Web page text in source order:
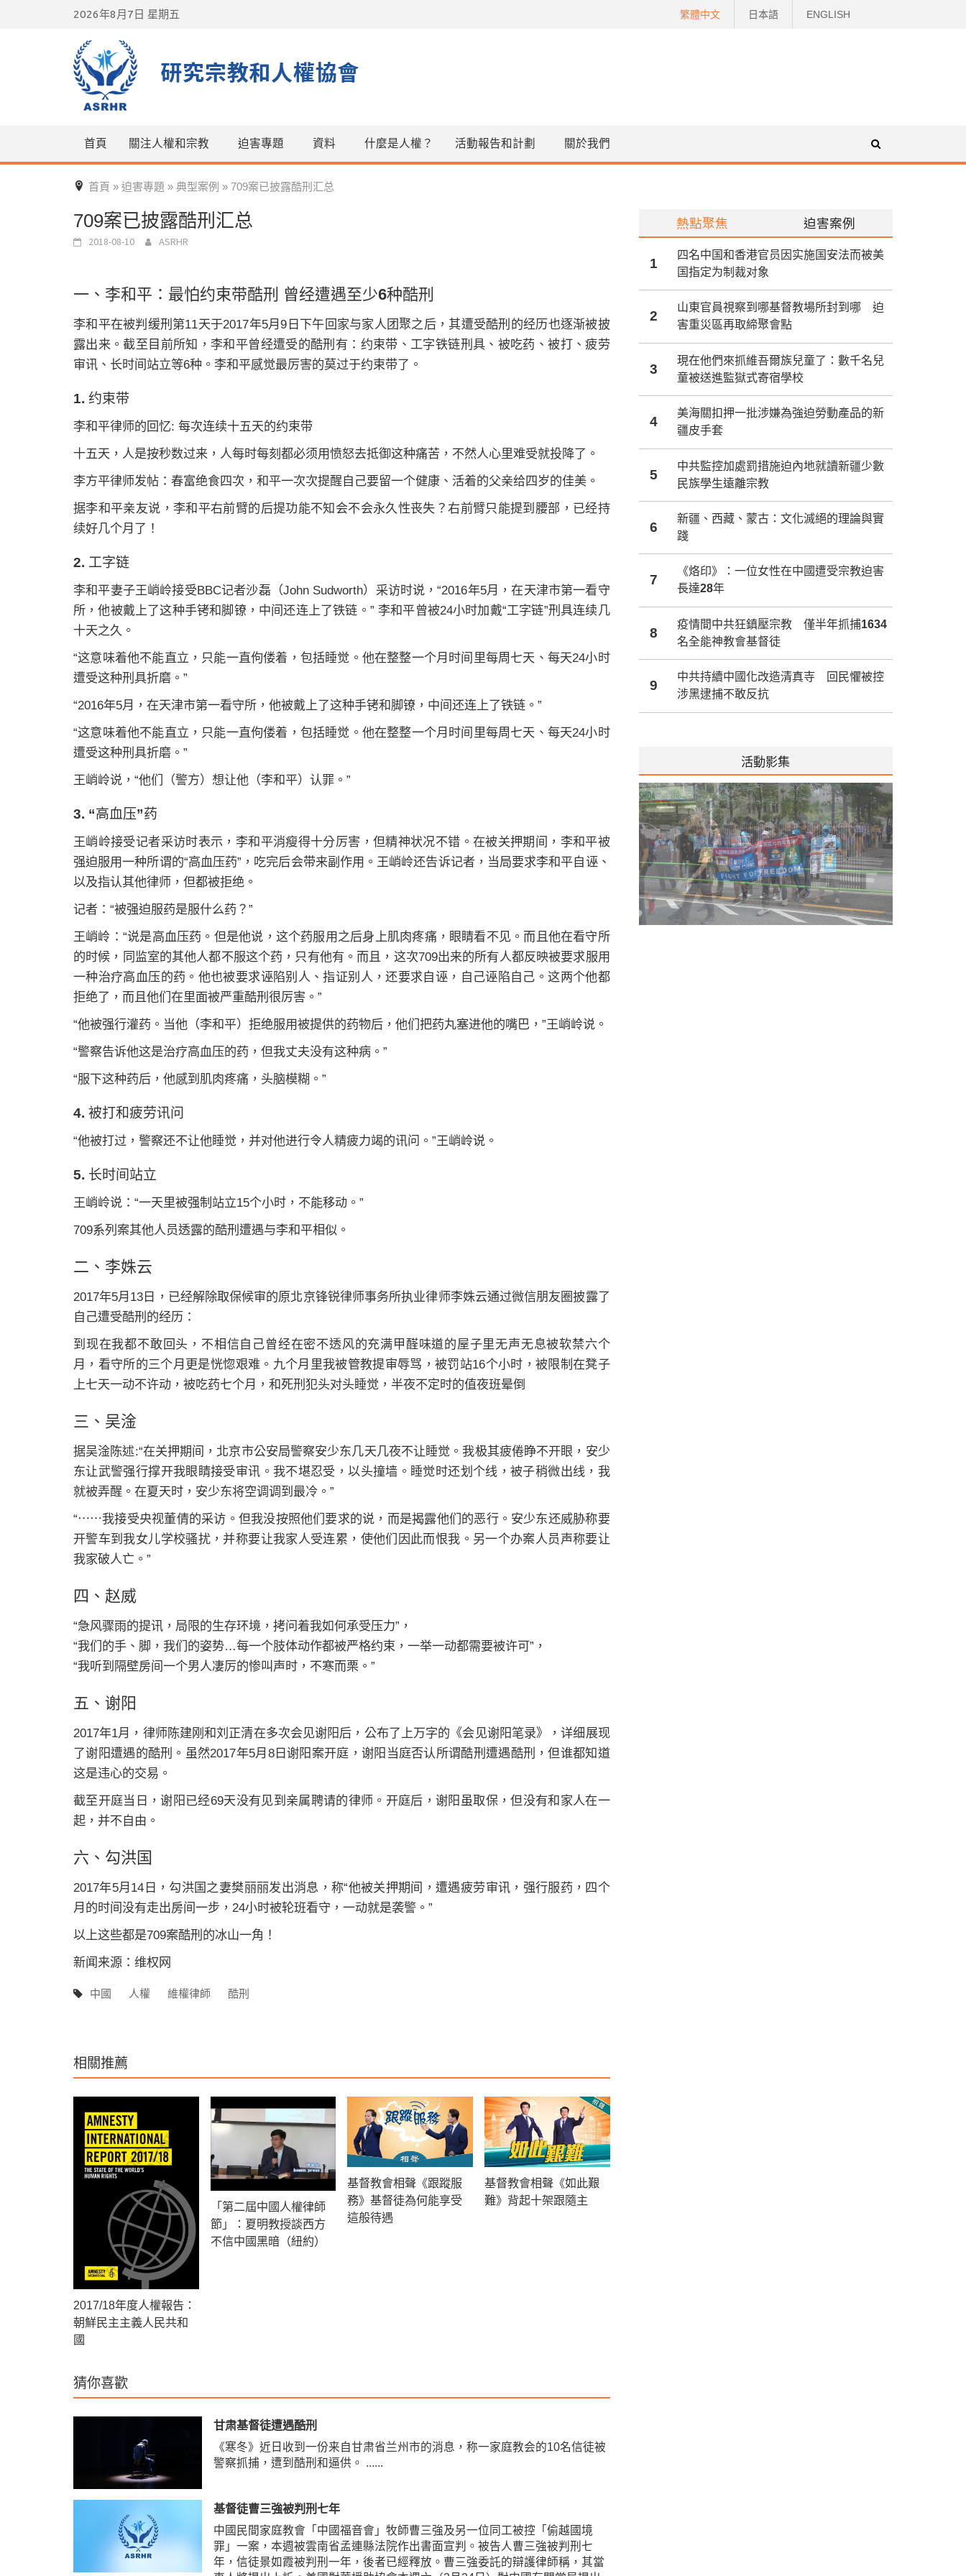
2026年8月7日 星期五 繁體中文 日本語 ENGLISH
首頁 關注人權和宗教 迫害專題 資料 什麼是人權？ 活動報告和計劃 關於我們
首頁 » 迫害專題 » 典型案例 » 709案已披露酷刑汇总
709案已披露酷刑汇总
2018-08-10 ASRHR
一、李和平：最怕约束带酷刑 曾经遭遇至少6种酷刑
李和平在被判缓刑第11天于2017年5月9日下午回家与家人团聚之后，其遭受酷刑的经历也逐渐被披
露出来。截至目前所知，李和平曾经遭受的酷刑有：约束带、工字铁链刑具、被吃药、被打、疲劳
审讯、长时间站立等6种。李和平感觉最厉害的莫过于约束带了。
1. 约束带
李和平律师的回忆: 每次连续十五天的约束带
十五天，人是按秒数过来，人每时每刻都必须用愤怒去抵御这种痛苦，不然人心里难受就投降了。
李方平律师发帖：春富绝食四次，和平一次次提醒自己要留一个健康、活着的父亲给四岁的佳美。
据李和平亲友说，李和平右前臂的后提功能不知会不会永久性丧失？右前臂只能提到腰部，已经持
续好几个月了！
2. 工字链
李和平妻子王峭岭接受BBC记者沙磊（John Sudworth）采访时说，“2016年5月，在天津市第一看守
所，他被戴上了这种手铐和脚镣，中间还连上了铁链。” 李和平曾被24小时加戴“工字链”刑具连续几
十天之久。
“这意味着他不能直立，只能一直佝偻着，包括睡觉。他在整整一个月时间里每周七天、每天24小时
遭受这种刑具折磨。”
“2016年5月，在天津市第一看守所，他被戴上了这种手铐和脚镣，中间还连上了铁链。”
“这意味着他不能直立，只能一直佝偻着，包括睡觉。他在整整一个月时间里每周七天、每天24小时
遭受这种刑具折磨。”
王峭岭说，“他们（警方）想让他（李和平）认罪。”
3. “高血压”药
王峭岭接受记者采访时表示，李和平消瘦得十分厉害，但精神状况不错。在被关押期间，李和平被
强迫服用一种所谓的“高血压药”，吃完后会带来副作用。王峭岭还告诉记者，当局要求李和平自诬、
以及指认其他律师，但都被拒绝。
记者：“被强迫服药是服什么药？”
王峭岭：“说是高血压药。但是他说，这个药服用之后身上肌肉疼痛，眼睛看不见。而且他在看守所
的时候，同监室的其他人都不服这个药，只有他有。而且，这次709出来的所有人都反映被要求服用
一种治疗高血压的药。他也被要求诬陷别人、指证别人，还要求自诬，自己诬陷自己。这两个他都
拒绝了，而且他们在里面被严重酷刑很厉害。”
“他被强行灌药。当他（李和平）拒绝服用被提供的药物后，他们把药丸塞进他的嘴巴，”王峭岭说。
“警察告诉他这是治疗高血压的药，但我丈夫没有这种病。”
“服下这种药后，他感到肌肉疼痛，头脑模糊。”
4. 被打和疲劳讯问
“他被打过，警察还不让他睡觉，并对他进行令人精疲力竭的讯问。”王峭岭说。
5. 长时间站立
王峭岭说：“一天里被强制站立15个小时，不能移动。”
709系列案其他人员透露的酷刑遭遇与李和平相似。
二、李姝云
2017年5月13日，已经解除取保候审的原北京锋锐律师事务所执业律师李姝云通过微信朋友圈披露了
自己遭受酷刑的经历：
到现在我都不敢回头，不相信自己曾经在密不透风的充满甲醛味道的屋子里无声无息被软禁六个
月，看守所的三个月更是恍惚艰难。九个月里我被管教提审辱骂，被罚站16个小时，被限制在凳子
上七天一动不许动，被吃药七个月，和死刑犯头对头睡觉，半夜不定时的值夜班晕倒
三、吴淦
据吴淦陈述:“在关押期间，北京市公安局警察安少东几天几夜不让睡觉。我极其疲倦睁不开眼，安少
东让武警强行撑开我眼睛接受审讯。我不堪忍受，以头撞墙。睡觉时还划个线，被子稍微出线，我
就被弄醒。在夏天时，安少东将空调调到最冷。”
“⋯⋯我接受央视董倩的采访。但我没按照他们要求的说，而是揭露他们的恶行。安少东还威胁称要
开警车到我女儿学校骚扰，并称要让我家人受连累，使他们因此而恨我。另一个办案人员声称要让
我家破人亡。”
四、赵威
“急风骤雨的提讯，局限的生存环境，拷问着我如何承受压力”，
“我们的手、脚，我们的姿势…每一个肢体动作都被严格约束，一举一动都需要被许可”，
“我听到隔壁房间一个男人凄厉的惨叫声时，不寒而栗。”
五、谢阳
2017年1月，律师陈建刚和刘正清在多次会见谢阳后，公布了上万字的《会见谢阳笔录》，详细展现
了谢阳遭遇的酷刑。虽然2017年5月8日谢阳案开庭，谢阳当庭否认所谓酷刑遭遇酷刑，但谁都知道
这是违心的交易。
截至开庭当日，谢阳已经69天没有见到亲属聘请的律师。开庭后，谢阳虽取保，但没有和家人在一
起，并不自由。
六、勾洪国
2017年5月14日，勾洪国之妻樊丽丽发出消息，称“他被关押期间，遭遇疲劳审讯，强行服药，四个
月的时间没有走出房间一步，24小时被轮班看守，一动就是袭警。”
以上这些都是709案酷刑的冰山一角！
新闻来源：维权网
中國 人權 維權律師 酷刑
相關推薦
2017/18年度人權報告：
朝鮮民主主義人民共和
國
「第二屆中國人權律師
節」：夏明教授談西方
不信中國黑暗（紐約）
基督教會相聲《跟蹤服
務》基督徒為何能享受
這般待遇
基督教會相聲《如此艱
難》背起十架跟隨主
猜你喜歡
甘肃基督徒遭遇酷刑
《寒冬》近日收到一份来自甘肃省兰州市的消息，称一家庭教会的10名信徒被
警察抓捕，遭到酷刑和逼供。 ......
基督徒曹三強被判刑七年
中國民間家庭教會「中國福音會」牧師曹三強及另一位同工被控「偷越國境
罪」一案，本週被雲南省孟連縣法院作出書面宣判。被告人曹三強被判刑七
年，信徒景如霞被判刑一年，後者已經釋放。曹三強委託的辯護律師稱，其當
熱點聚焦 迫害案例
1
四名中国和香港官员因实施国安法而被美
国指定为制裁对象
2
山東官員視察到哪基督教場所封到哪 迫
害重災區再取締聚會點
3
現在他們來抓維吾爾族兒童了：數千名兒
童被送進監獄式寄宿學校
4
美海關扣押一批涉嫌為強迫勞動產品的新
疆皮手套
5
中共監控加處罰措施迫內地就讀新疆少數
民族學生遠離宗教
6
新疆、西藏、蒙古：文化滅絕的理論與實
踐
7
《烙印》：一位女性在中國遭受宗教迫害
長達28年
8
疫情間中共狂鎮壓宗教 僅半年抓捕1634
名全能神教會基督徒
9
中共持續中國化改造清真寺 回民懼被控
涉黑逮捕不敢反抗
活動影集